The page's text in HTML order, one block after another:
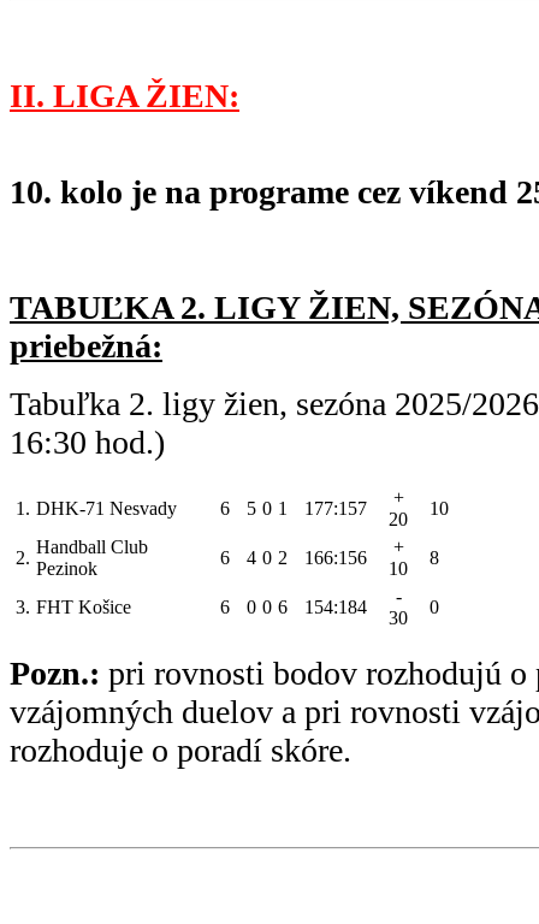
II. LIGA ŽIEN:
10. kolo je na programe cez víkend
TABUĽKA 2. LIGY ŽIEN,
priebežná:
Tabuľka 2. ligy žien, sezóna 2025/
16:30 hod.)
1. DHK-71 Nesvady 6 5 0 1 177:157
+
20
10
2.
Handball Club
Pezinok
6 4 0 2 166:156
+
10
8
3. FHT Košice 6 0 0 6 154:184
-
30
0
Pozn.: pri rovnosti bodov rozhodujú o
vzájomných duelov a pri rovnosti
rozhoduje o poradí skóre.